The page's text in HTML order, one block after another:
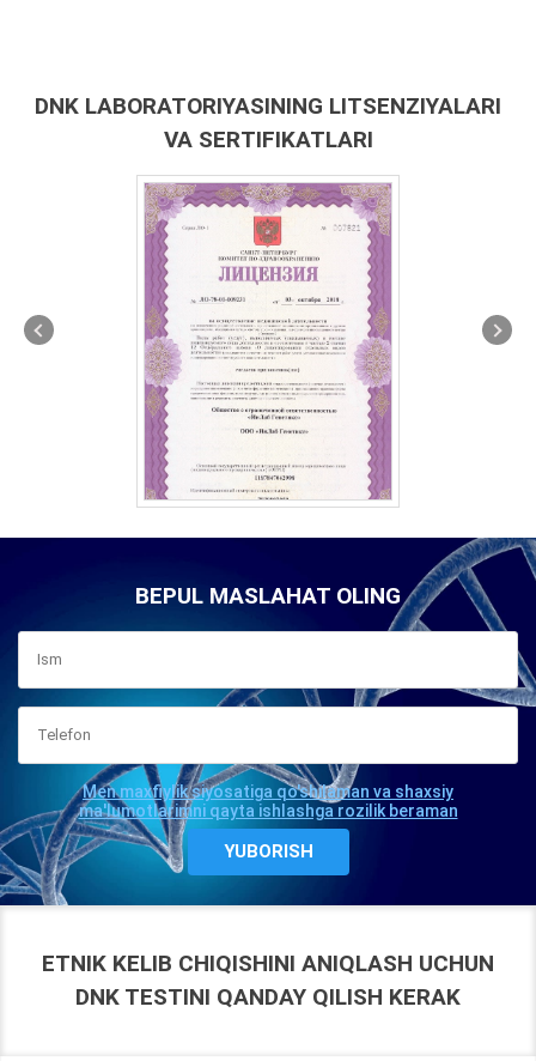
DNK LABORATORIYASINING LITSENZIYALARI
VA SERTIFIKATLARI
BEPUL MASLAHAT OLING
Men maxfiylik siyosatiga qo'shilaman va shaxsiy
ma'lumotlarimni qayta ishlashga rozilik beraman
ETNIK KELIB CHIQISHINI ANIQLASH UCHUN
DNK TESTINI QANDAY QILISH KERAK